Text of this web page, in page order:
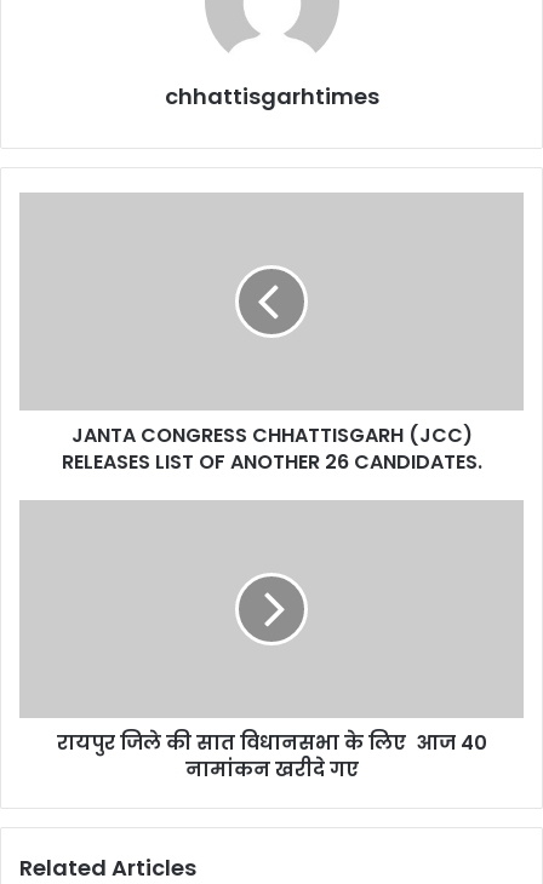
chhattisgarhtimes
26
CANDIDATES.JANTA CONGRESS CHHATTISGARH (JCC)
RELEASES LIST OF ANOTHER 26 CANDIDATES.
40
नामांकनरायपुर जिले की सात विधानसभा के लिए आज 40
नामांकन खरीदे गए
Related Articles